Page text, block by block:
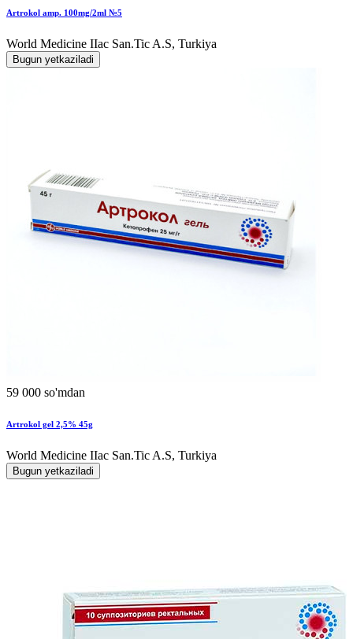
Artrokol amp. 100mg/2ml №5
World Мedicine IIac San.Tic A.S, Turkiya
Bugun yetkaziladi
59 000 so'mdan
Artrokol gel 2,5% 45g
World Мedicine IIac San.Tic A.S, Turkiya
Bugun yetkaziladi